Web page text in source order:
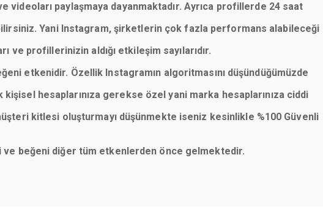
paylaşmaya dayanmaktadır. Ayrıca profillerde 24 saat
Yani Instagram, şirketlerin çok fazla performans alabileceği
profillerinizin aldığı etkileşim sayılarıdır.
etkenidir. Özellik Instagramın algoritmasını düşündüğümüzde
hesaplarınıza gerekse özel yani marka hesaplarınıza ciddi
kitlesi oluşturmayı düşünmekte iseniz kesinlikle %100 Güvenli
beğeni diğer tüm etkenlerden önce gelmektedir.